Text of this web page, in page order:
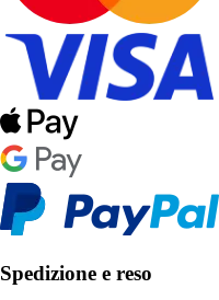
Spedizione e reso